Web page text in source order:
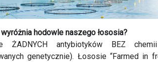
hodowle naszego łososia?
ŻADNYCH antybiotyków BEZ
genetycznie). Łososie “Farmed in